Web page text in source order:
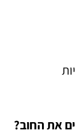
את החוב?